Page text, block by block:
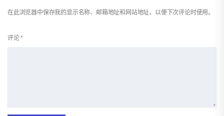
在此浏览器中保存我的显示名称、邮箱地址和网站地址，以便下次评论时使用。
评论*